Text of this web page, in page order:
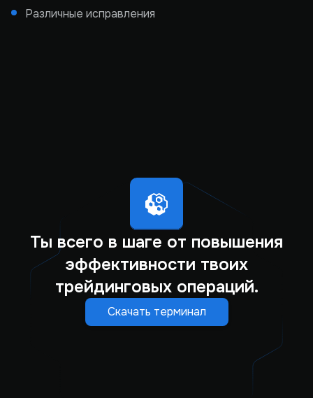
Различные исправления
Ты всего в шаге от повышения
эффективности твоих
трейдинговых операций.
Скачать терминал